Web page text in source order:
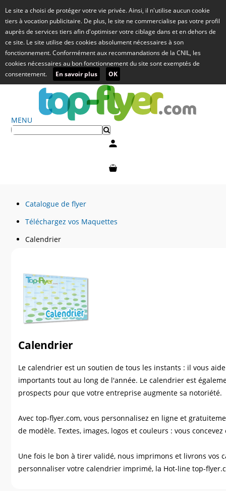
Le site a choisi de protéger votre vie privée. Ainsi, il n'utilise aucun cookie
tiers à vocation publicitaire. De plus, le site ne commercialise pas votre profil
auprès de services tiers afin d'optimiser votre ciblage dans et en dehors de
ce site. Le site utilise des cookies absolument nécessaires à son
fonctionnement. Conformément aux recommandations de la CNIL, les
cookies nécessaires au bon fonctionnement du site sont exemptés de
consentement.
En savoir plus OK
MENU
Catalogue de flyer
Téléchargez vos Maquettes
Calendrier
Calendrier
Le calendrier est un soutien de tous les instants : il vous
importants tout au long de l'année. Le calendrier est
prospects pour que votre entreprise augmente sa notoriété.
Avec top-flyer.com, vous personnalisez en ligne et
de modèle. Textes, images, logos et couleurs : vous
Une fois le bon à tirer validé, nous imprimons et livrons vos
personnaliser votre calendrier imprimé, la Hot-line top-